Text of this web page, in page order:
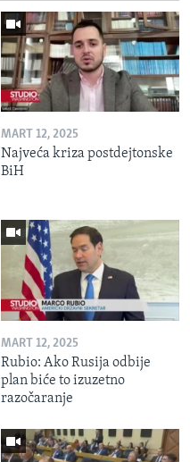
MART 12, 2025
Najveća kriza postdejtonske
BiH
MART 12, 2025
Rubio: Ako Rusija odbije
plan biće to izuzetno
razočaranje